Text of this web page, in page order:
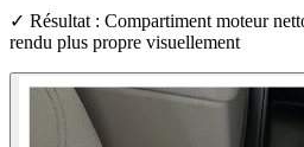
✓ Résultat : Compartiment moteur
rendu plus propre visuellement